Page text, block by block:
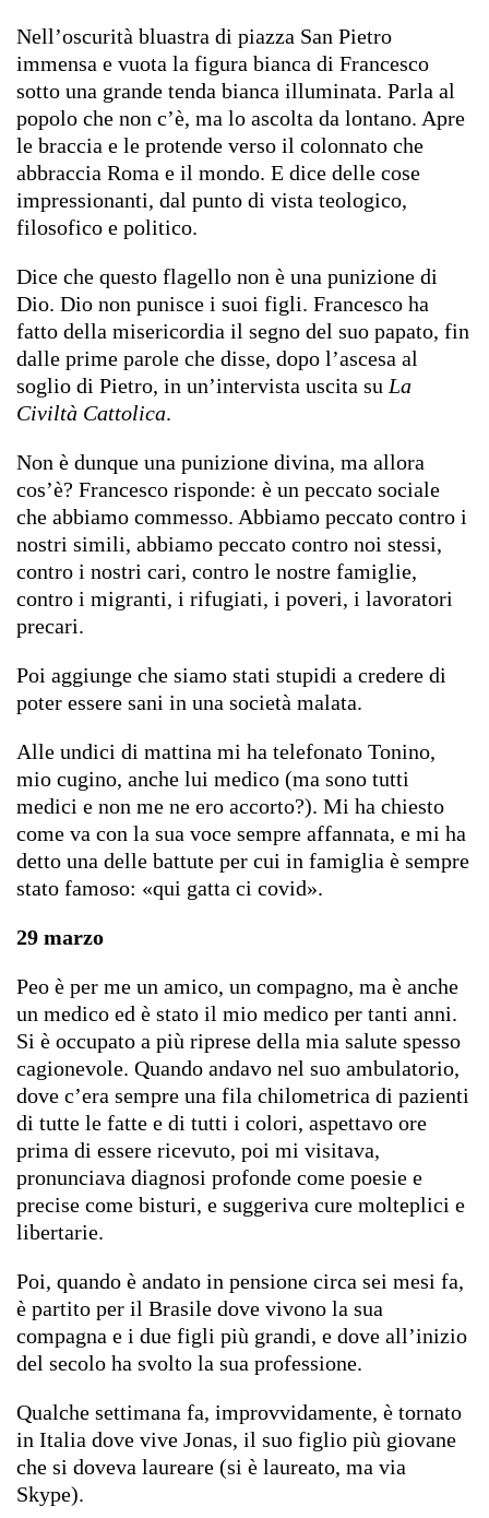
Nell’oscurità bluastra di piazza San Pietro
immensa e vuota la figura bianca di Francesco
sotto una grande tenda bianca illuminata. Parla al
popolo che non c’è, ma lo ascolta da lontano. Apre
le braccia e le protende verso il colonnato che
abbraccia Roma e il mondo. E dice delle cose
impressionanti, dal punto di vista teologico,
filosofico e politico.
Dice che questo flagello non è una punizione di
Dio. Dio non punisce i suoi figli. Francesco ha
fatto della misericordia il segno del suo papato, fin
dalle prime parole che disse, dopo l’ascesa al
soglio di Pietro, in un’intervista uscita su La
Civiltà Cattolica.
Non è dunque una punizione divina, ma allora
cos’è? Francesco risponde: è un peccato sociale
che abbiamo commesso. Abbiamo peccato contro i
nostri simili, abbiamo peccato contro noi stessi,
contro i nostri cari, contro le nostre famiglie,
contro i migranti, i rifugiati, i poveri, i lavoratori
precari.
Poi aggiunge che siamo stati stupidi a credere di
poter essere sani in una società malata.
Alle undici di mattina mi ha telefonato Tonino,
mio cugino, anche lui medico (ma sono tutti
medici e non me ne ero accorto?). Mi ha chiesto
come va con la sua voce sempre affannata, e mi ha
detto una delle battute per cui in famiglia è sempre
stato famoso: «qui gatta ci covid».
29 marzo
Peo è per me un amico, un compagno, ma è anche
un medico ed è stato il mio medico per tanti anni.
Si è occupato a più riprese della mia salute spesso
cagionevole. Quando andavo nel suo ambulatorio,
dove c’era sempre una fila chilometrica di pazienti
di tutte le fatte e di tutti i colori, aspettavo ore
prima di essere ricevuto, poi mi visitava,
pronunciava diagnosi profonde come poesie e
precise come bisturi, e suggeriva cure molteplici e
libertarie.
Poi, quando è andato in pensione circa sei mesi fa,
è partito per il Brasile dove vivono la sua
compagna e i due figli più grandi, e dove all’inizio
del secolo ha svolto la sua professione.
Qualche settimana fa, improvvidamente, è tornato
in Italia dove vive Jonas, il suo figlio più giovane
che si doveva laureare (si è laureato, ma via
Skype).